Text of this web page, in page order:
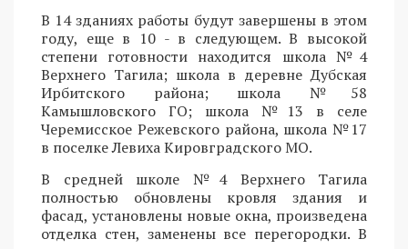
В 14 зданиях работы будут завершены в этом
году, еще в 10 - в следующем. В высокой
степени готовности находится школа №4
Верхнего Тагила; школа в деревне Дубская
Ирбитского района; школа №58
Камышловского ГО; школа №13 в селе
Черемисское Режевского района, школа №17
в поселке Левиха Кировградского МО.
В средней школе №4 Верхнего Тагила
полностью обновлены кровля здания и
фасад, установлены новые окна, произведена
отделка стен, заменены все перегородки. В